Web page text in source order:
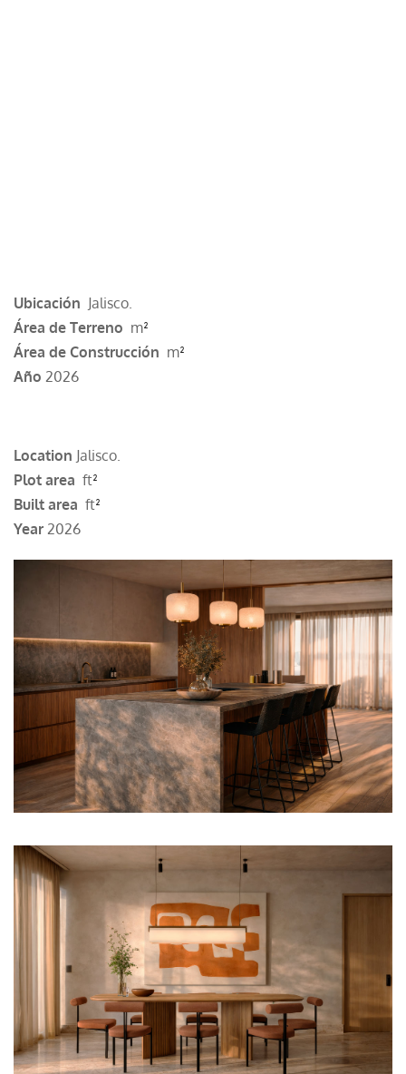
Ubicación Jalisco.
Área de Terreno m²
Área de Construcción m²
Año 2026
Location Jalisco.
Plot area ft²
Built area ft²
Year 2026